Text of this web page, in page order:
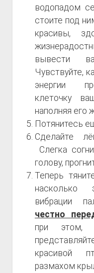
водопадом
стоите под
красивы,
вывести
Чувствуйте,
энергии
клеточку
наполняя его
Потянитесь
Сделайте
Слегка
голову,
Теперь
вибрации
честно
при этом,
красивой
размахом